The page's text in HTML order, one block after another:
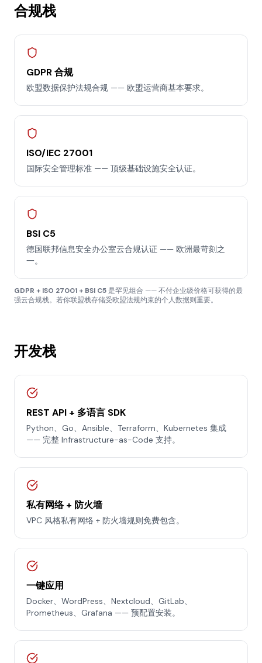
合规栈
GDPR 合规
欧盟数据保护法规合规 —— 欧盟运营商基本要求。
ISO/IEC 27001
国际安全管理标准 —— 顶级基础设施安全认证。
BSI C5
德国联邦信息安全办公室云合规认证 —— 欧洲最苛刻之
一。
GDPR + ISO 27001 + BSI C5 是罕见组合 —— 不付企业级价格可获得的最
强云合规栈。若你联盟栈存储受欧盟法规约束的个人数据则重要。
开发栈
REST API + 多语言 SDK
Python、Go、Ansible、Terraform、Kubernetes 集成
—— 完整 Infrastructure-as-Code 支持。
私有网络 + 防火墙
VPC 风格私有网络 + 防火墙规则免费包含。
一键应用
Docker、WordPress、Nextcloud、GitLab、
Prometheus、Grafana —— 预配置安装。